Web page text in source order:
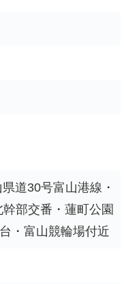
道30号富山港線・
部交番・蓮町公園
・富山競輪場付近